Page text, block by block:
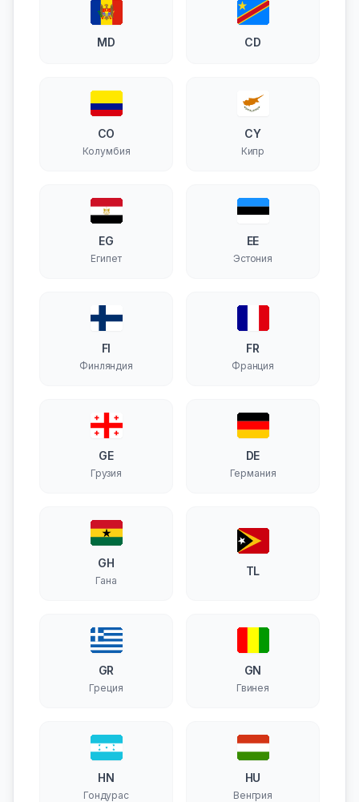
MD CD
CO
Колумбия
CY
Кипр
EG
Египет
EE
Эстония
FI
Финляндия
FR
Франция
GE
Грузия
DE
Германия
GH
Гана
TL
GR
Греция
GN
Гвинея
HN
Гондурас
HU
Венгрия